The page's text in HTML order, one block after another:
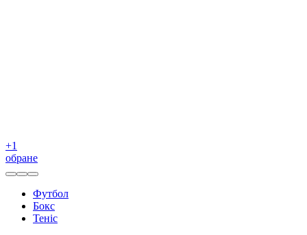
+1
обране
Футбол
Бокс
Теніс